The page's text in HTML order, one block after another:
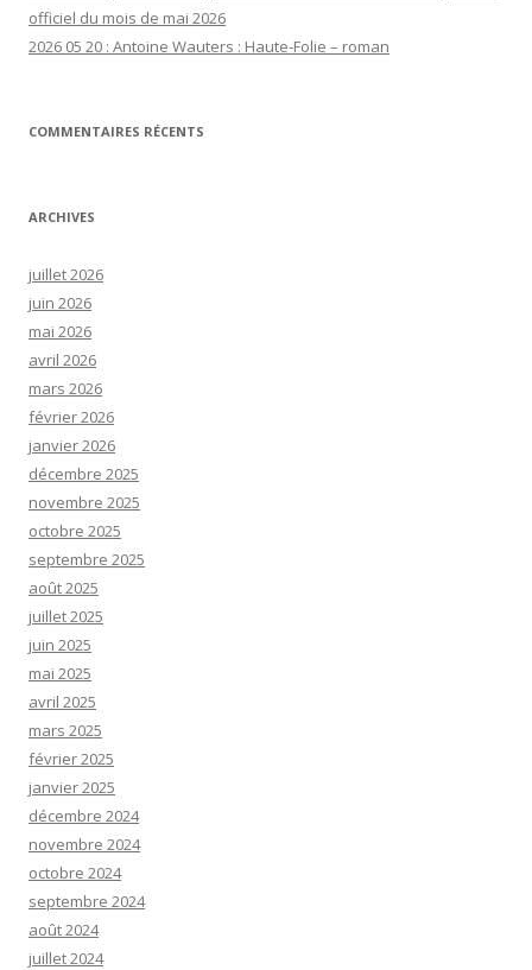
officiel du mois de mai 2026
2026 05 20 : Antoine Wauters : Haute-Folie – roman
COMMENTAIRES RÉCENTS
ARCHIVES
juillet 2026
juin 2026
mai 2026
avril 2026
mars 2026
février 2026
janvier 2026
décembre 2025
novembre 2025
octobre 2025
septembre 2025
août 2025
juillet 2025
juin 2025
mai 2025
avril 2025
mars 2025
février 2025
janvier 2025
décembre 2024
novembre 2024
octobre 2024
septembre 2024
août 2024
juillet 2024